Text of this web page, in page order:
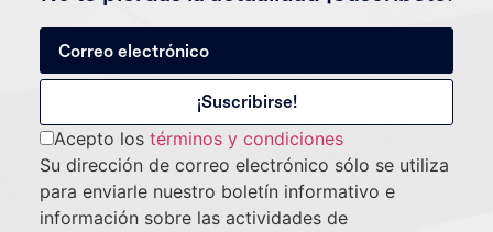
Acepto los términos y condiciones
Su dirección de correo electrónico sólo se utiliza
para enviarle nuestro boletín informativo e
información sobre las actividades de